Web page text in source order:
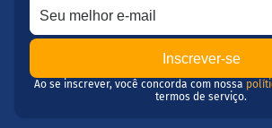
Ao se inscrever, você concorda com nossa
termos de serviço.